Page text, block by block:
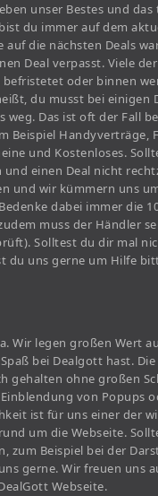
unser Bestes und das
du immer auf dem
auf die nächsten Deals
Deal verpasst. Viele
befristetet oder binnen
du musst bei einigen
weg. Das ist oft der Fall
Beispiel Handyverträge,
und Kostenloses.
und einen Deal nicht
und wir kümmern uns
dabei immer die
muss der Händler
Solltest du dir mal
du uns gerne um Hilfe
Wir legen großen Wert
bei Dealgott hast.
gehalten ohne großen
von Popups
ist für uns einer der
um die Webseite.
zum Beispiel bei der
gerne. Wir freuen uns
Webseite.